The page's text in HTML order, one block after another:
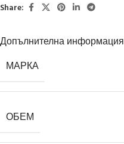
Share:
Допълнителна информация
МАРКА
ОБЕМ